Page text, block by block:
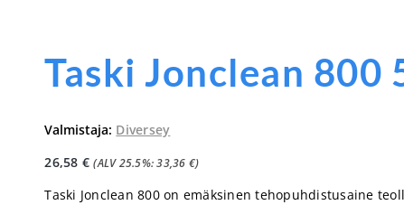
Taski Jonclean 800
Valmistaja: Diversey
26,58 € (ALV 25.5%:33,36 €)
Taski Jonclean 800 on emäksinen tehopuhdistusaine